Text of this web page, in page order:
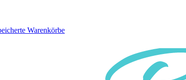
Warenkörbe